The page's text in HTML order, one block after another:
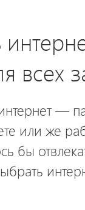
всех
―
или же
бы